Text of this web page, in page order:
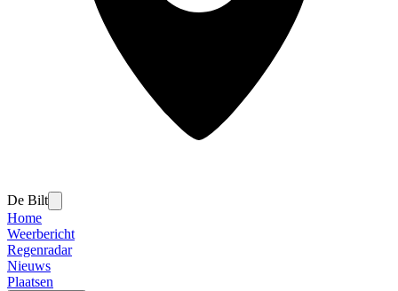
De Bilt
Home
Weerbericht
Regenradar
Nieuws
Plaatsen